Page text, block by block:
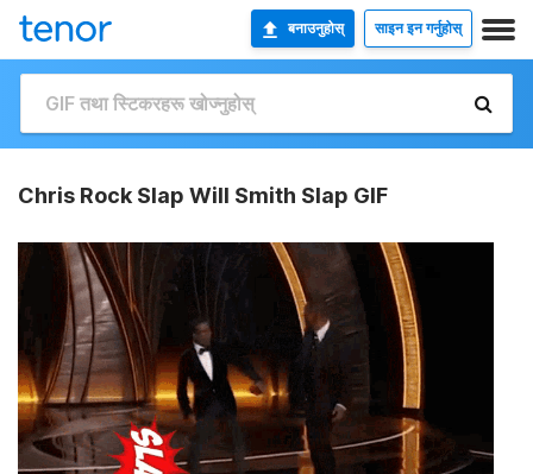
बनाउनुहोस् साइन इन गर्नुहोस्
Chris Rock Slap Will Smith Slap GIF